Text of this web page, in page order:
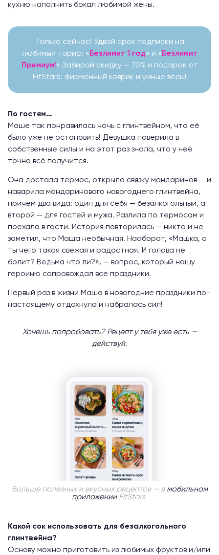
кухню наполнить бокал любимой жены.
Только сейчас! Удвой срок подписки на
любимый тариф: «Безлимит 1 год» и «Безлимит
Премиум!» Забирай скидку — 70% и подарок от
FitStars: фирменный коврик и умные весы!
По гостям…
Маше так понравилась ночь с глинтвейном, что её
было уже не остановить! Девушка поверила в
собственные силы и на этот раз знала, что у неё
точно всё получится.
Она достала термос, открыла связку мандаринов — и
наварила мандаринового новогоднего глинтвейна,
причём два вида: один для себя — безалкогольный, а
второй — для гостей и мужа. Разлила по термосам и
поехала в гости. История повторилась — никто и не
заметил, что Маша необычная. Наоборот, ‭«Машка, а
ты чего такая свежая и радостная. И голова не
болит? Ведьма что ли?», — вопрос, который нашу
героиню сопровождал все праздники.
Первый раз в жизни Маша в новогодние праздники по-
настоящему отдохнула и набралась сил!
Хочешь попробовать? Рецепт у тебя уже есть —
действуй.
Больше полезных и вкусных рецептов — в мобильном
приложенииFitStars
Какой сок использовать для безалкогольного
глинтвейна?
Основу можно приготовить из любимых фруктов и/или